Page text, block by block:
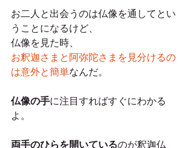
お二人と出会うのは仏像を通してとい
うことになるけど、
仏像を見た時、
お釈迦さまと阿弥陀さまを見分けるの
は意外と簡単なんだ。
仏像の手に注目すればすぐにわかる
よ。
両手のひらを開いているのが釈迦仏